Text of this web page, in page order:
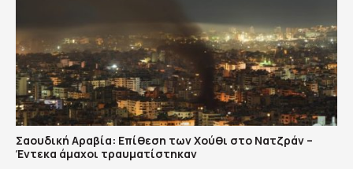
Σαουδική Αραβία: Επίθεση των Χούθι στο Νατζράν –
Έντεκα άμαχοι τραυματίστηκαν